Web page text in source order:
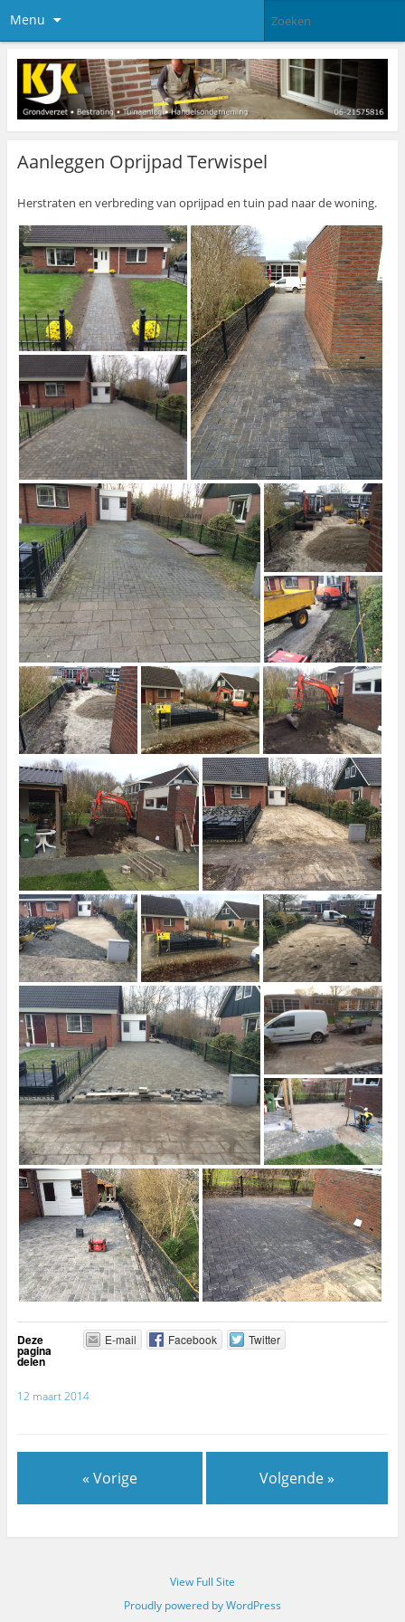
Menu
Aanleggen Oprijpad Terwispel
Herstraten en verbreding van oprijpad en tuin pad naar de woning.
Deze
pagina
delen
E-mail Facebook Twitter
12 maart 2014
« Vorige Volgende »
View Full Site
Proudly powered by WordPress